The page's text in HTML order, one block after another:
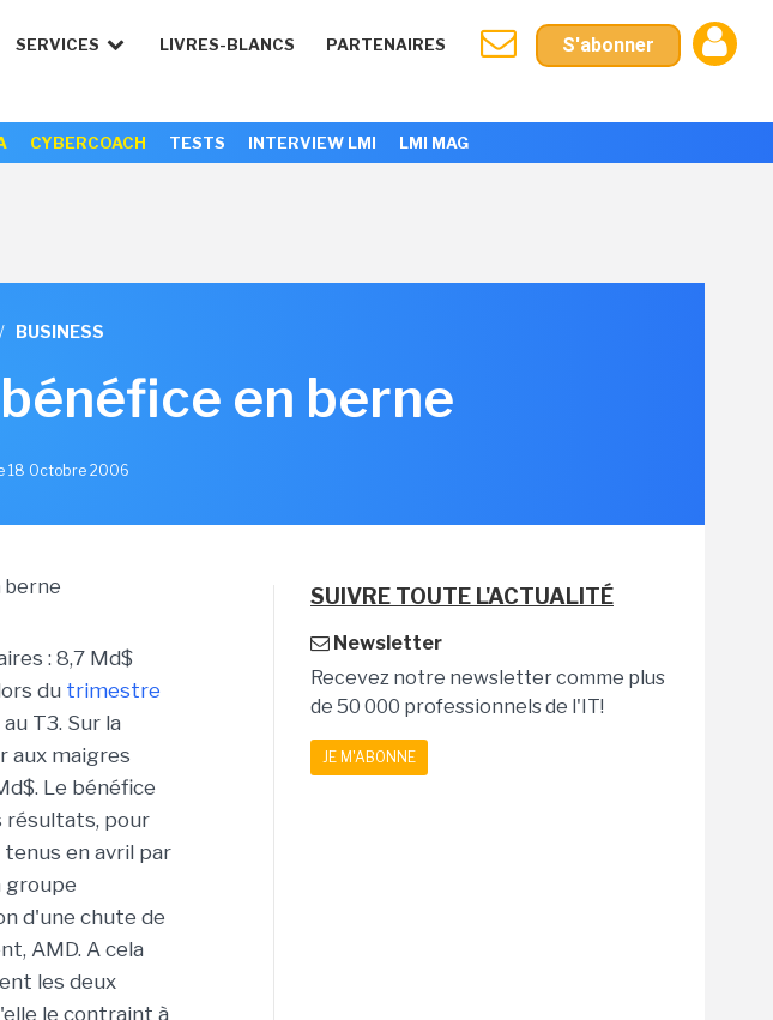
SERVICES LIVRES-BLANCS PARTENAIRES S'abonner
CYBERCOACH TESTS INTERVIEW LMI LMI MAG
/ BUSINESS
en berne
18 Octobre 2006
: 8,7 Md$
du trimestre
T3. Sur la
aux maigres
Le bénéfice
résultats, pour
en avril par
groupe
d'une chute de
AMD. A cela
les deux
le contraint à
SUIVRE TOUTE L'ACTUALITÉ
Newsletter
Recevez notre newsletter comme plus
de 50 000 professionnels de l'IT!
JE M'ABONNE